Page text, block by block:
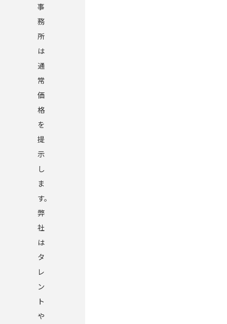
事
務
所
は
通
常
価
格
を
提
示
し
ま
す。
弊
社
は
タ
レ
ン
ト
や